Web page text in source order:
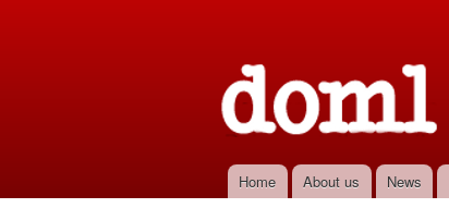
Main menu
Home About us News